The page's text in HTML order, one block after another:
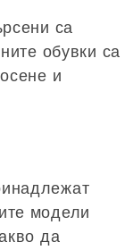
са
обувки са
и
модели
да